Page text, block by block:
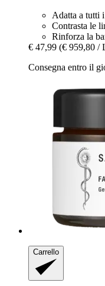
Adatta a tutti
Contrasta le
Rinforza la
€ 47,99 (€ 959,80 /
Consegna entro il
Carrello